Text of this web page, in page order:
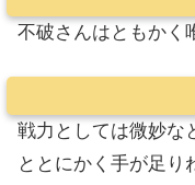
不破さんはともか
戦力としては微妙な
ととにかく手が足り